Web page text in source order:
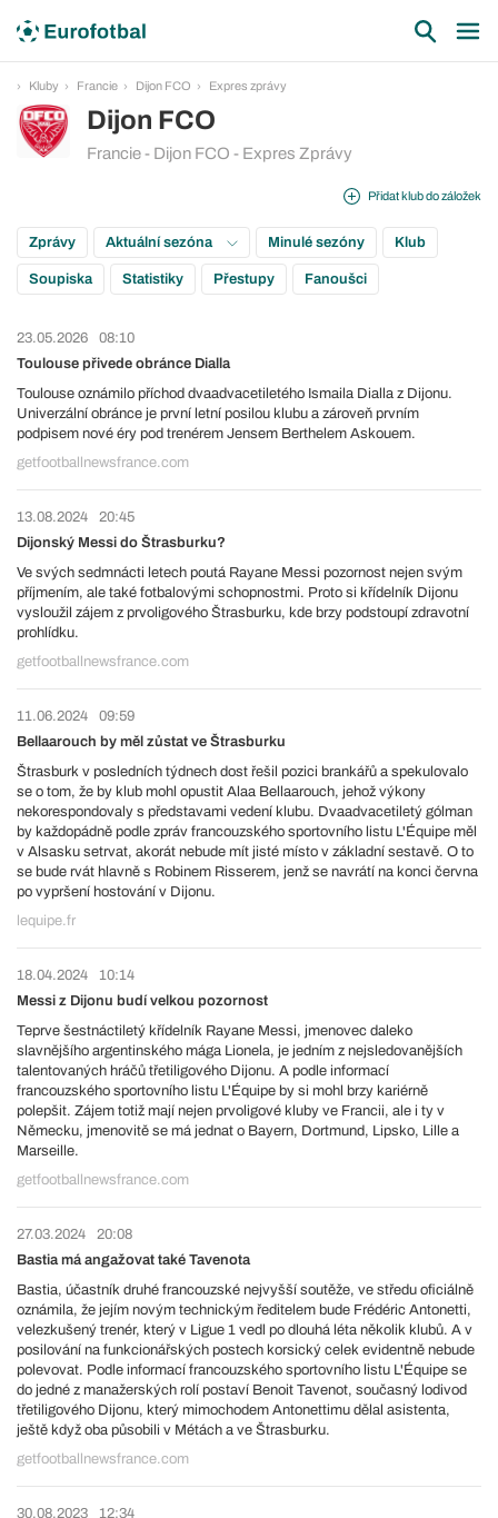
Kluby Francie Dijon FCO Expres zprávy
Dijon FCO
Francie - Dijon FCO - Expres Zprávy
Přidat klub do záložek
Zprávy Aktuální sezóna Minulé sezóny Klub
Soupiska Statistiky Přestupy Fanoušci
23.05.2026
08:10
Toulouse přivede obránce Dialla
Toulouse oznámilo příchod dvaadvacetiletého Ismaila Dialla z Dijonu.
Univerzální obránce je první letní posilou klubu a zároveň prvním
podpisem nové éry pod trenérem Jensem Berthelem Askouem.
getfootballnewsfrance.com
13.08.2024
20:45
Dijonský Messi do Štrasburku?
Ve svých sedmnácti letech poutá Rayane Messi pozornost nejen svým
příjmením, ale také fotbalovými schopnostmi. Proto si křídelník Dijonu
vysloužil zájem z prvoligového Štrasburku, kde brzy podstoupí zdravotní
prohlídku.
getfootballnewsfrance.com
11.06.2024
09:59
Bellaarouch by měl zůstat ve Štrasburku
Štrasburk v posledních týdnech dost řešil pozici brankářů a spekulovalo
se o tom, že by klub mohl opustit Alaa Bellaarouch, jehož výkony
nekorespondovaly s představami vedení klubu. Dvaadvacetiletý gólman
by každopádně podle zpráv francouzského sportovního listu L'Équipe měl
v Alsasku setrvat, akorát nebude mít jisté místo v základní sestavě. O to
se bude rvát hlavně s Robinem Risserem, jenž se navrátí na konci června
po vypršení hostování v Dijonu.
lequipe.fr
18.04.2024
10:14
Messi z Dijonu budí velkou pozornost
Teprve šestnáctiletý křídelník Rayane Messi, jmenovec daleko
slavnějšího argentinského mága Lionela, je jedním z nejsledovanějších
talentovaných hráčů třetiligového Dijonu. A podle informací
francouzského sportovního listu L'Équipe by si mohl brzy kariérně
polepšit. Zájem totiž mají nejen prvoligové kluby ve Francii, ale i ty v
Německu, jmenovitě se má jednat o Bayern, Dortmund, Lipsko, Lille a
Marseille.
getfootballnewsfrance.com
27.03.2024
20:08
Bastia má angažovat také Tavenota
Bastia, účastník druhé francouzské nejvyšší soutěže, ve středu oficiálně
oznámila, že jejím novým technickým ředitelem bude Frédéric Antonetti,
velezkušený trenér, který v Ligue 1 vedl po dlouhá léta několik klubů. A v
posilování na funkcionářských postech korsický celek evidentně nebude
polevovat. Podle informací francouzského sportovního listu L'Équipe se
do jedné z manažerských rolí postaví Benoit Tavenot, současný lodivod
třetiligového Dijonu, který mimochodem Antonettimu dělal asistenta,
ještě když oba působili v Métách a ve Štrasburku.
getfootballnewsfrance.com
30.08.2023
12:34